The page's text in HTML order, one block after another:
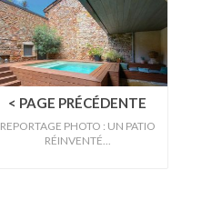
< PAGE PRÉCÉDENTE
REPORTAGE PHOTO : UN PATIO
RÉINVENTÉ...